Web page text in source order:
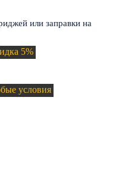
или заправки на
5%
условия